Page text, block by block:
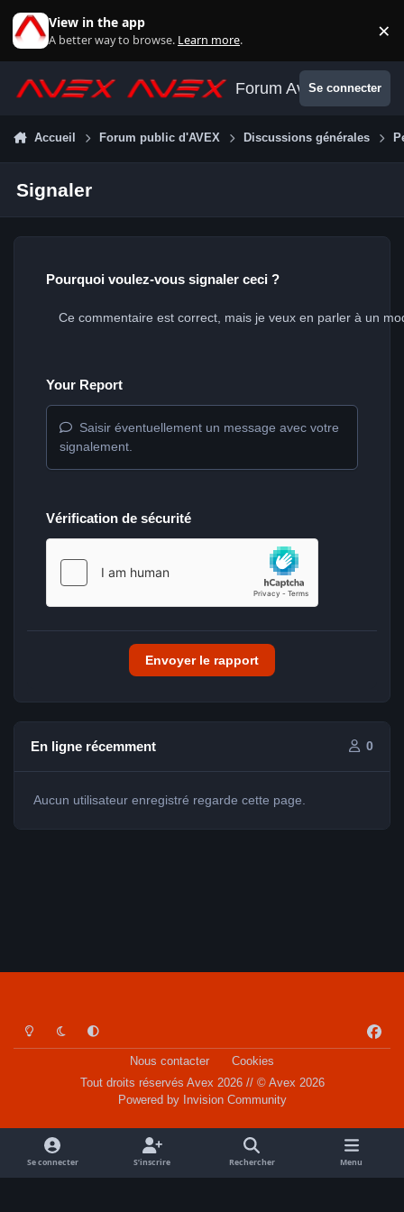
View in the app
A better way to browse. Learn more. ×
Forum AvexSe connecter
Accueil Forum public d'AVEX Discussions générales
Signaler
Pourquoi voulez-vous signaler ceci ?
Your Report
Saisir éventuellement un message avec votre
signalement.
Vérification de sécurité
Envoyer le rapport
En ligne récemment 0
Aucun utilisateur enregistré regarde cette page.
Light ModeDark ModeSystem Preference
a
o
k
Nous contacter
Cookies
Tout droits réservés Avex 2026 // © Avex 2026
Powered by Invision Community
Se connecter S’inscrire Rechercher Menu